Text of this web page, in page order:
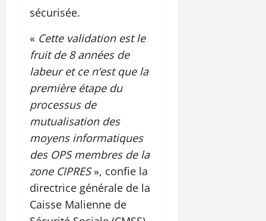
sécurisée.
« Cette validation est le
fruit de 8 années de
labeur et ce n’est que la
première étape du
processus de
mutualisation des
moyens informatiques
des OPS membres de la
zone CIPRES», confie la
directrice générale de la
Caisse Malienne de